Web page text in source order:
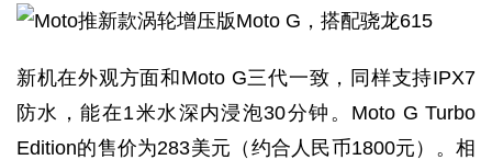
新机在外观方面和Moto G三代一致，同样支持IPX7
防水，能在1米水深内浸泡30分钟。Moto G Turbo
Edition的售价为283美元（约合人民币1800元）。相